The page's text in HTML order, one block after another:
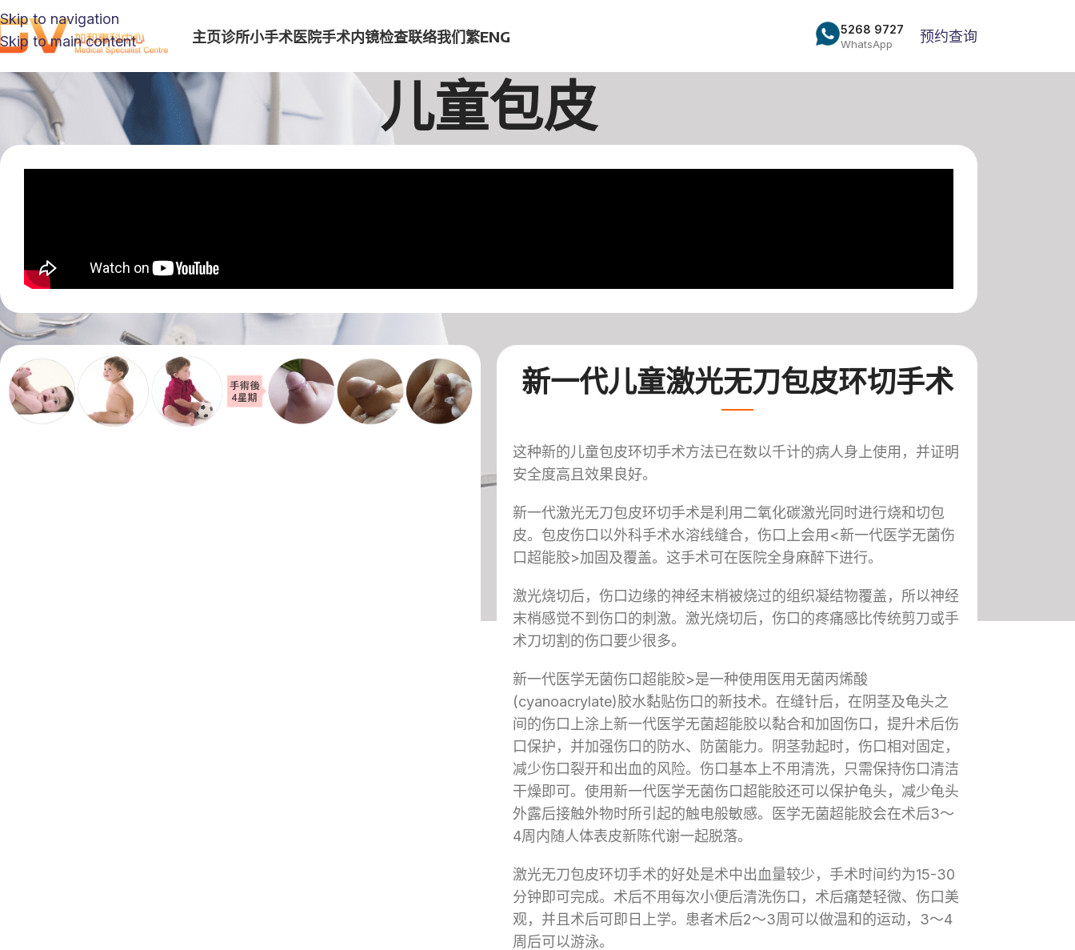
Skip to navigation
Skip to main content
主页诊所小手术医院手术内镜检查联络我们繁ENG 5268 9727
WhatsApp 预约查询
儿童包皮
新一代儿童激光无刀包皮环切手术
这种新的儿童包皮环切手术方法已在数以千计的病人身上使用，并证明
安全度高且效果良好。
新一代激光无刀包皮环切手术是利用二氧化碳激光同时进行烧和切包
皮。包皮伤口以外科手术水溶线缝合，伤口上会用<新一代医学无菌伤
口超能胶>加固及覆盖。这手术可在医院全身麻醉下进行。
激光烧切后，伤口边缘的神经末梢被烧过的组织凝结物覆盖，所以神经
末梢感觉不到伤口的刺激。激光烧切后，伤口的疼痛感比传统剪刀或手
术刀切割的伤口要少很多。
新一代医学无菌伤口超能胶>是一种使用医用无菌丙烯酸
(cyanoacrylate)胶水黏贴伤口的新技术。在缝针后，在阴茎及龟头之
间的伤口上涂上新一代医学无菌超能胶以黏合和加固伤口，提升术后伤
口保护，并加强伤口的防水、防菌能力。阴茎勃起时，伤口相对固定，
减少伤口裂开和出血的风险。伤口基本上不用清洗，只需保持伤口清洁
干燥即可。使用新一代医学无菌伤口超能胶还可以保护龟头，减少龟头
外露后接触外物时所引起的触电般敏感。医学无菌超能胶会在术后3〜
4周内随人体表皮新陈代谢一起脱落。
激光无刀包皮环切手术的好处是术中出血量较少，手术时间约为15-30
分钟即可完成。术后不用每次小便后清洗伤口，术后痛楚轻微、伤口美
观，并且术后可即日上学。患者术后2〜3周可以做温和的运动，3〜4
周后可以游泳。